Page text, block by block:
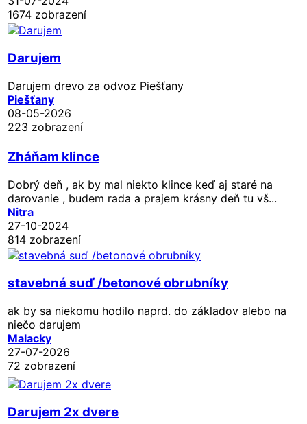
1674 zobrazení
Darujem
Darujem drevo za odvoz Piešťany
Piešťany
08-05-2026
223 zobrazení
Zháňam klince
Dobrý deň , ak by mal niekto klince keď aj staré na
darovanie , budem rada a prajem krásny deň tu vš...
Nitra
27-10-2024
814 zobrazení
stavebná suď /betonové obrubníky
ak by sa niekomu hodilo naprd. do základov alebo na
niečo darujem
Malacky
27-07-2026
72 zobrazení
Darujem 2x dvere